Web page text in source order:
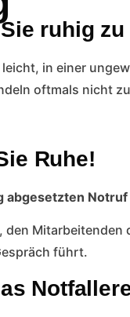
ruhig
in einer
oftmals nicht
Ruhe!
abgesetzten
den
führt.